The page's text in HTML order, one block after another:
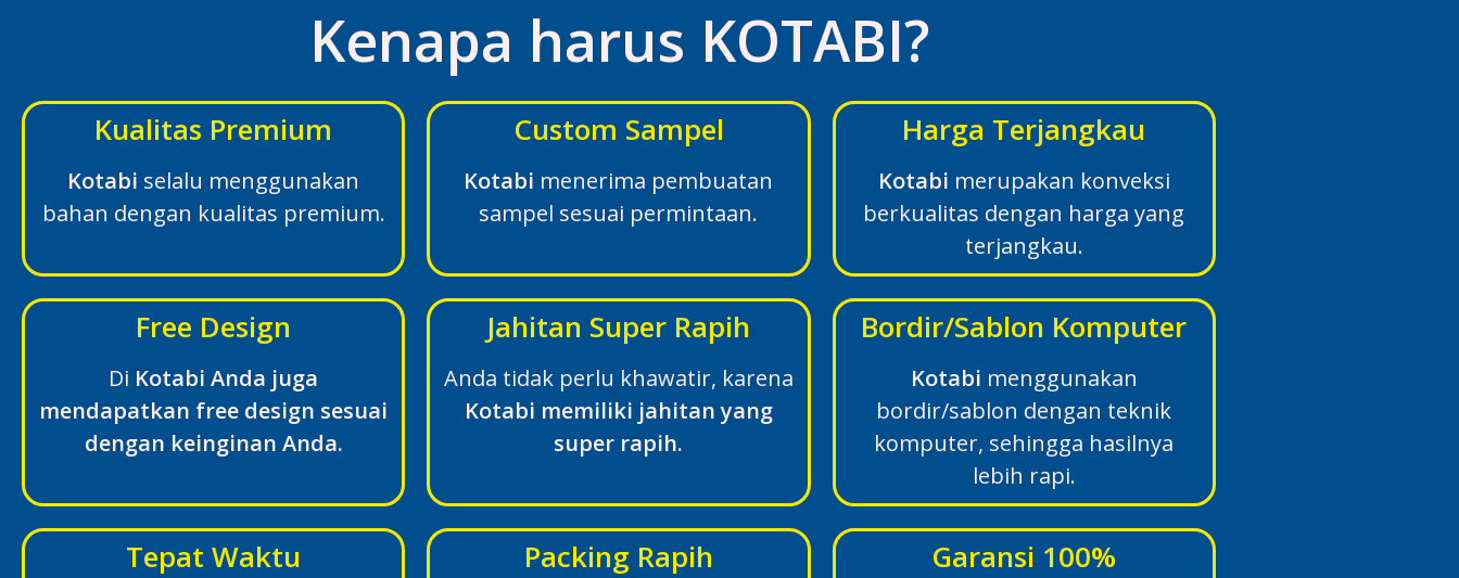
Kenapa harus KOTABI?
Kualitas Premium
Kotabi selalu menggunakan
bahan dengan kualitas premium.
Custom Sampel
Kotabi menerima pembuatan
sampel sesuai permintaan.
Harga Terjangkau
Kotabi merupakan konveksi
berkualitas dengan harga yang
terjangkau.
Free Design
Di Kotabi Anda juga
mendapatkan free design sesuai
dengan keinginan Anda.
Jahitan Super Rapih
Anda tidak perlu khawatir, karena
Kotabi memiliki jahitan yang
super rapih.
Bordir/Sablon Komputer
Kotabi menggunakan
bordir/sablon dengan teknik
komputer, sehingga hasilnya
lebih rapi.
Tepat Waktu Packing Rapih Garansi 100%